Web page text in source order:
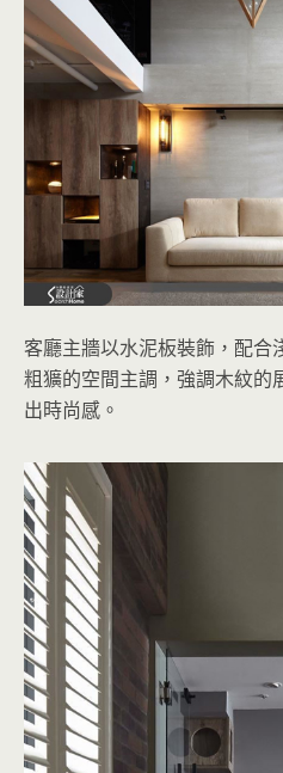
客廳主牆以水泥板裝飾，配合
粗獷的空間主調，強調木紋的
出時尚感。